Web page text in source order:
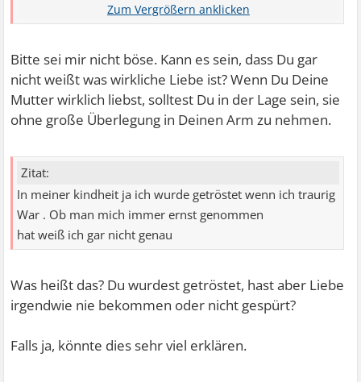
Mutter oder meinen Geschwistern .
Bitte sei mir nicht böse. Kann es sein, dass Du gar
nicht weißt was wirkliche Liebe ist? Wenn Du Deine
Mutter wirklich liebst, solltest Du in der Lage sein, sie
ohne große Überlegung in Deinen Arm zu nehmen.
Zitat:
In meiner kindheit ja ich wurde getröstet wenn ich traurig
War . Ob man mich immer ernst genommen
hat weiß ich gar nicht genau
Was heißt das? Du wurdest getröstet, hast aber Liebe
irgendwie nie bekommen oder nicht gespürt?
Falls ja, könnte dies sehr viel erklären.